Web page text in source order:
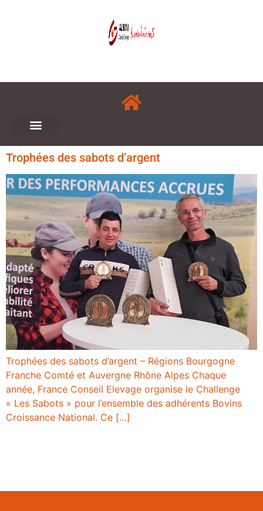
Trophées des sabots d’argent
Trophées des sabots d’argent – Régions Bourgogne
Franche Comté et Auvergne Rhône Alpes Chaque
année, France Conseil Elevage organise le Challenge
« Les Sabots » pour l’ensemble des adhérents Bovins
Croissance National. Ce […]